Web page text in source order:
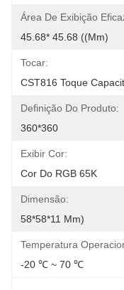
Área De Exibição
45.68* 45.68 ((mm)
Tocar:
CST816 Toque
Definição Do Produto:
360*360
Exibir Cor:
Cor Do RGB 65K
Dimensão:
58*58*11 Mm)
Temperatura
-20 ℃ ~ 70 ℃